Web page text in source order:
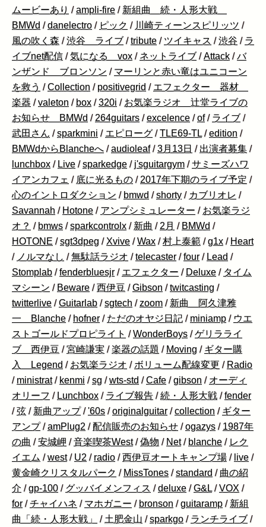
ムービーあり /ampli-fire / 新組曲 続・人形大戦
BMWd /danelectro / ピック / 川崎ティーンスピリッツ /
風の吹く森 /渋谷 ライブ /tribute / ツイキャス /渋谷 / ラ
イブnet配信 /気になる vox / ネットライブ /Attack /バ
ンザンド ブロンソン / マーリンと赤い竜はユニコーン
を救う /Collection / positivegrid / エフェクター 器材
楽器 /valeton / box /320i / お気楽ラジオ 辻堂ライブの
お知らせ BMWd / 264guitars /excelence /of / ライブ /
武田さん /sparkmini / エピローグ /TLE69-TL /edition /
BMWdからBlancheへ /audioleaf /3月13日 / 出演者募集 /
lunchbox / Live /sparkedge / j'sguitargym /サミーズハワ
イアンカフェ / 底に光るもの / 2017年下期のライブ予定 /
心のイントロダクション / bmwd /shorty / カブリオレ /
Savannah / Hotone / アンプシミュレーター / お気楽ラジ
オ？ / bmws /sparkcontrolx / 新曲 / 2月 / BMWd /
HOTONE /sgt3dpeg / Xvive /Wax /村上泰範 /g1x / Heart
/ ノルマなし /無駄話ラジオ /telecaster /four / Lead /
Stomplab /fenderbluesjr / エフェクター / Deluxe / タイム
マシーン / Beware /西伊豆 /Gibson /twitcasting /
twitterlive /Guitarlab /sgtech /zoom / 新曲 阿久津雅
一 Blanche / hofner / ただのオヤジ日記 / miniamp / ウエ
ストゴールドプロピライト /WonderBoys /ゲリラライ
ブ 西伊豆 /宮崎謙実 /楽器の話題 / Moving / ギター購
入 Legend / お気楽ラジオ / ボリューム配線変更 / Radio
/ ministrat / kenmi /sg /wts-std /Cafe /gibson / オーディ
オリーフ / Lunchbox / ライブ報告 /続・人形大戦 /fender
/弦 / 新曲アップ /'60s /originalguitar /collection / ギター
アンプ /amPlug2 /配信販売のお知らせ /ogazys / 1987年
の曲 /安城岬 /音楽喫茶West /偽物 / Net / blanche / レク
イエム /west / U2 / radio /西伊豆オートキャンプ場 / live /
黄金崎クリスタルパーク / MissTones /standard / 曲の紹
介 /gp-100 / グッバイメンフィス /deluxe /G&L /VOX /
for /チャイハネ / マホガニー / bronson /guitaramp / 新組
曲「続・人形大戦」
/ 土肥金山 /sparkgo / ランチライブ /